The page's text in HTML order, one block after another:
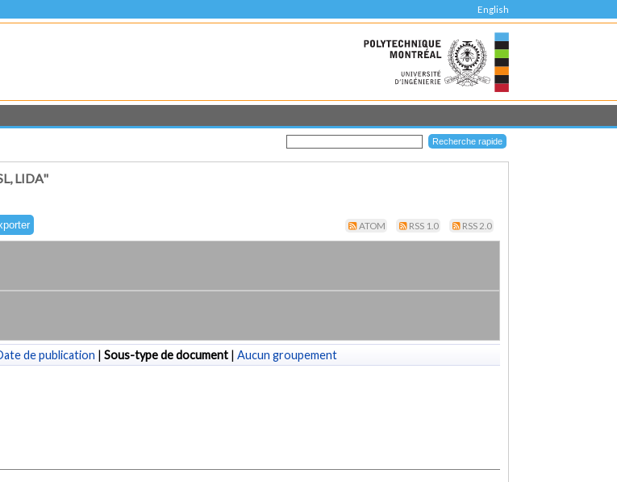
English
LIDA"
ATOM RSS 1.0 RSS 2.0
de publication | Sous-type de document | Aucun groupement